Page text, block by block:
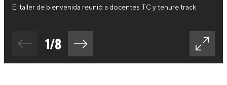
El taller de bienvenida reunió a docentes TC y tenure track.
1/8